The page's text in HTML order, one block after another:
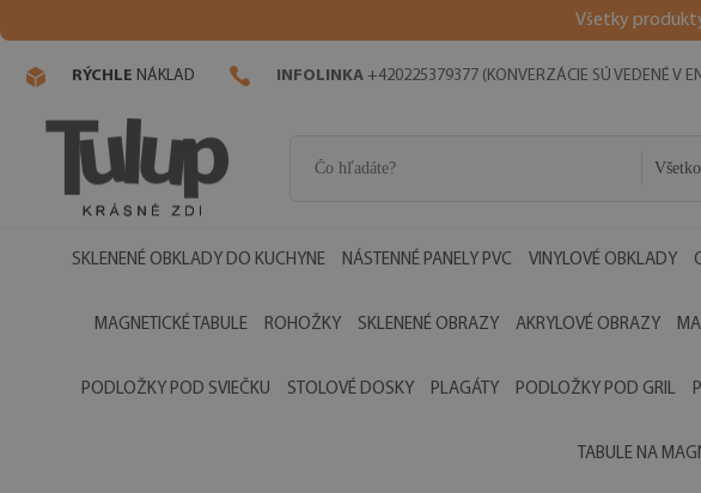
Všetky
RÝCHLE NÁKLAD INFOLINKA +420225379377 (KONVERZÁCIE SÚ VEDENÉ V
Všetko
SKLENENÉ OBKLADY DO KUCHYNE NÁSTENNÉ PANELY PVC VINYLOVÉ OBKLADY
MAGNETICKÉ TABULE ROHOŽKY SKLENENÉ OBRAZY AKRYLOVÉ OBRAZY
PODLOŽKY POD SVIEČKU STOLOVÉ DOSKY PLAGÁTY PODLOŽKY POD GRIL
TABULE NA